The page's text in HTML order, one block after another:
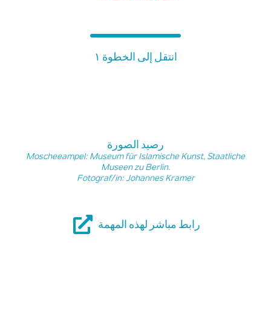
انتقل إلى الخطوة ١
رصيد الصورة
Moscheeampel: Museum für Islamische Kunst, Staatliche
Museen zu Berlin.
Fotograf/in: Johannes Kramer
رابط مباشر لهذه المهمة